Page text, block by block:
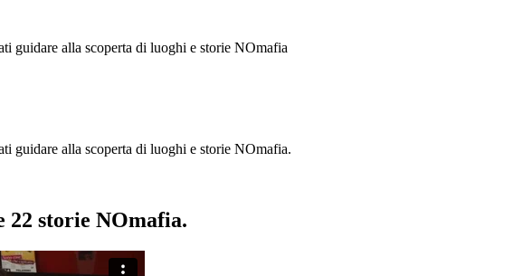
guidare alla scoperta di luoghi e storie NOmafia
guidare alla scoperta di luoghi e storie NOmafia.
storie NOmafia.